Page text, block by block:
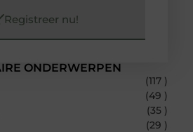
ONDERWERPEN
(117 )
(49 )
(35 )
(29 )
Registreer nu!